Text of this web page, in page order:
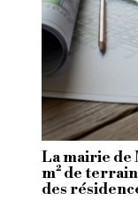
La mairie de
m² de
des